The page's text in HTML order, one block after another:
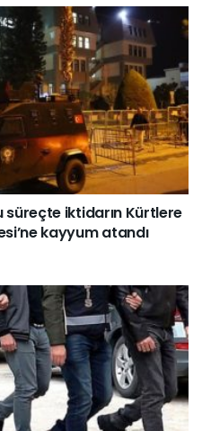
süreçte iktidarın Kürtlere
kayyum atandı